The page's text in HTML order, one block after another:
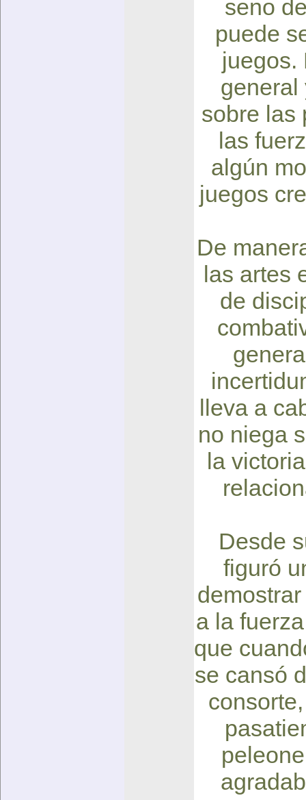
seno
puede
juegos.
general
sobre las
las
algún
juegos
De
las artes
de
lleva a
no niega
la
Desde
figuró
a la
que
se cansó